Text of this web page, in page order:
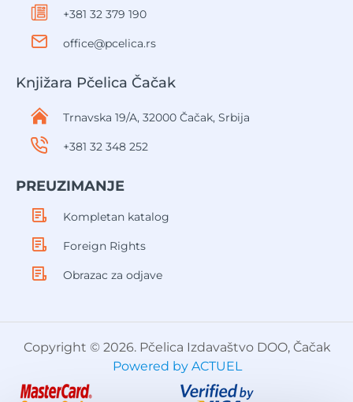
+381 32 379 190
office@pcelica.rs
Knjižara Pčelica Čačak
Trnavska 19/A, 32000 Čačak, Srbija
+381 32 348 252
PREUZIMANJE
Kompletan katalog
Foreign Rights
Obrazac za odjave
Copyright © 2026. Pčelica Izdavaštvo DOO, Čačak
Powered by ACTUEL